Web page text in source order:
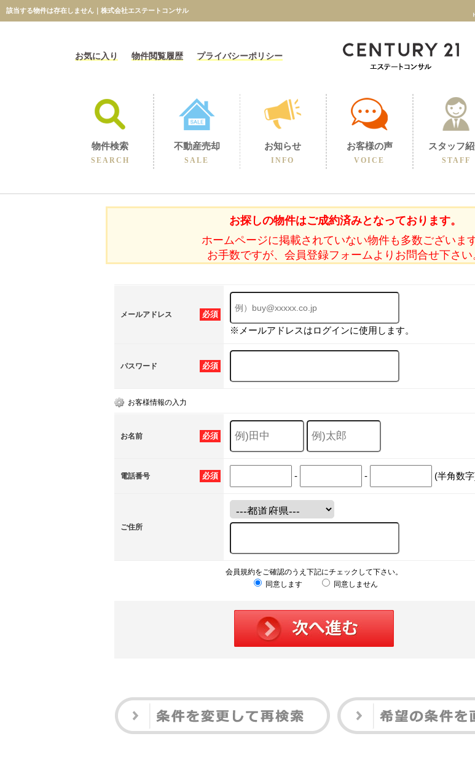
該当する物件は存在しません｜株式会社エステートコンサル
お気に入り 物件閲覧履歴 プライバシーポリシー
物件検索
SEARCH
不動産売却
SALE
お知らせ
INFO
お客様の声
VOICE
スタッフ
STAFF
お探しの物件はご成約済みとなっております。
ホームページに掲載されていない物件も多数ございます
お手数ですが、会員登録フォームよりお問合せ下さい
必須
メールアドレス
※メールアドレスはログインに使用します。
必須
パスワード
お客様情報の入力
必須
お名前
必須
電話番号 - - (半角数
ご住所
会員規約をご確認のうえ下記にチェックして下さい。
同意します
同意しません